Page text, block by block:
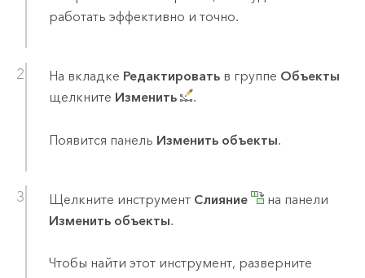
работать эффективно и точно.
На вкладке Редактироватьв группе Объекты
щелкните Изменить .
Появится панель Изменить объекты.
Щелкните инструмент Слияние
на панели
Изменить объекты.
Чтобы найти этот инструмент, разверните